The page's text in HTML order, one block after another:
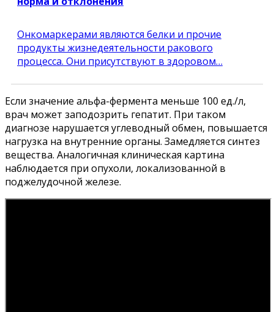
Онкомаркерами являются белки и прочие
продукты жизнедеятельности ракового
процесса. Они присутствуют в здоровом…
Если значение альфа-фермента меньше 100 ед./л,
врач может заподозрить гепатит. При таком
диагнозе нарушается углеводный обмен, повышается
нагрузка на внутренние органы. Замедляется синтез
вещества. Аналогичная клиническая картина
наблюдается при опухоли, локализованной в
поджелудочной железе.